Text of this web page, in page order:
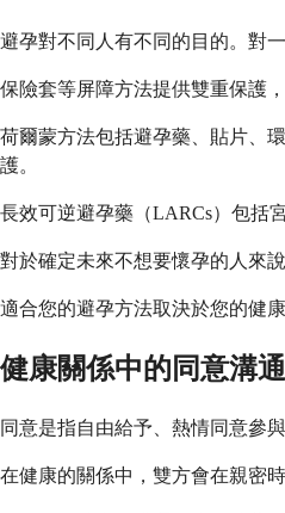
避孕對不同人有不同的目的。對
保險套等屏障方法提供雙重保護
荷爾蒙方法包括避孕藥、貼片、
護。
長效可逆避孕藥（LARCs）包括
對於確定未來不想要懷孕的人來
適合您的避孕方法取決於您的健
健康關係中的同意溝
同意是指自由給予、熱情同意參
在健康的關係中，雙方會在親密